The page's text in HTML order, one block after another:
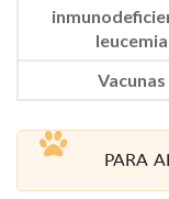
leucemia
Vacunas
PARA